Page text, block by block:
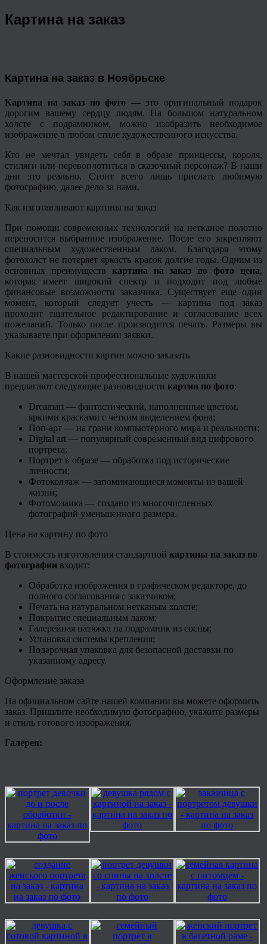
Картина на заказ
Картина на заказ в Ноябрьске
Картина на заказ по фото — это оригинальный подарок
дорогим вашему сердцу людям. На большом натуральном
холсте с подрамником, можно изобразить необходимое
изображение в любом стиле художественного искусства.
Кто не мечтал увидеть себя в образе принцессы, короля,
стиляги или перевоплотиться в сказочный персонаж? В наши
дни это реально. Стоит всего лишь прислать любимую
фотографию, далее дело за нами.
Как изготавливают картины на заказ
При помощи современных технологий на нетканое полотно
переносится выбранное изображение. После его закрепляют
специальным художественным лаком. Благодаря этому
фотохолст не потеряет яркость красок долгие годы. Одним из
основных преимуществ картина на заказ по фото цена,
которая имеет широкий спектр и подходит под любые
финансовые возможности заказчика. Существует еще один
момент, который следует учесть — картина под заказ
проходит тщательное редактирование и согласование всех
пожеланий. Только после производится печать. Размеры вы
указываете при оформлении заявки.
Какие разновидности картин можно заказать
В нашей мастерской профессиональные художники
предлагают следующие разновидности картин по фото:
Dreamart — фантастический, наполненные цветом,
яркими красками с чётким выделением фона;
Поп-арт — на грани компьютерного мира и реальности;
Digital art — популярный современный вид цифрового
портрета;
Портрет в образе — обработка под исторические
личности;
Фотоколлаж — запоминающиеся моменты из вашей
жизни;
Фотомозаика — создано из многочисленных
фотографий уменьшенного размера.
Цена на картину по фото
В стоимость изготовления стандартной картины на заказ по
фотографии входит:
Обработка изображения в графическом редакторе, до
полного согласования с заказчиком;
Печать на натуральном нетканым холсте;
Покрытие специальным лаком;
Галерейная натяжка на подрамник из сосны;
Установка системы крепления;
Подарочная упаковка для безопасной доставки по
указанному адресу.
Оформление заказа
На официальном сайте нашей компании вы можете оформить
заказ. Пришлите необходимую фотографию, укажите размеры
и стиль готового изображения.
Галерея: